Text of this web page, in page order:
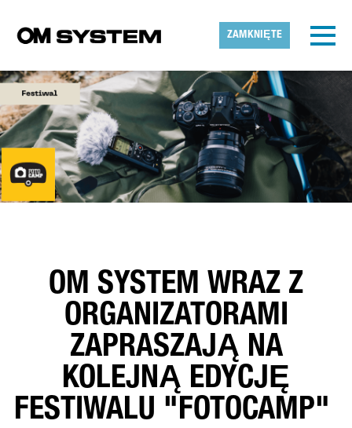
ZAMKNIĘTE
OMDS
OM SYSTEM WRAZ Z
ORGANIZATORAMI
ZAPRASZAJĄ NA
KOLEJNĄ EDYCJĘ
FESTIWALU "FOTOCAMP"